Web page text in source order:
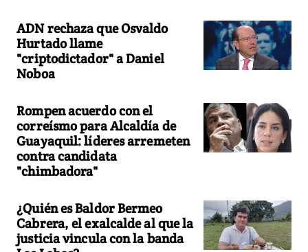
ADN rechaza que Osvaldo
Hurtado llame
"criptodictador" a Daniel
Noboa
Rompen acuerdo con el
correísmo para Alcaldía de
Guayaquil: líderes arremeten
contra candidata
"chimbadora"
¿Quién es Baldor Bermeo
Cabrera, el exalcalde al que la
justicia vincula con la banda